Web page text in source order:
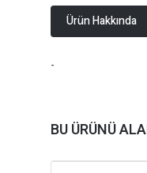
Ürün Hakkında
-
BU ÜRÜNÜ